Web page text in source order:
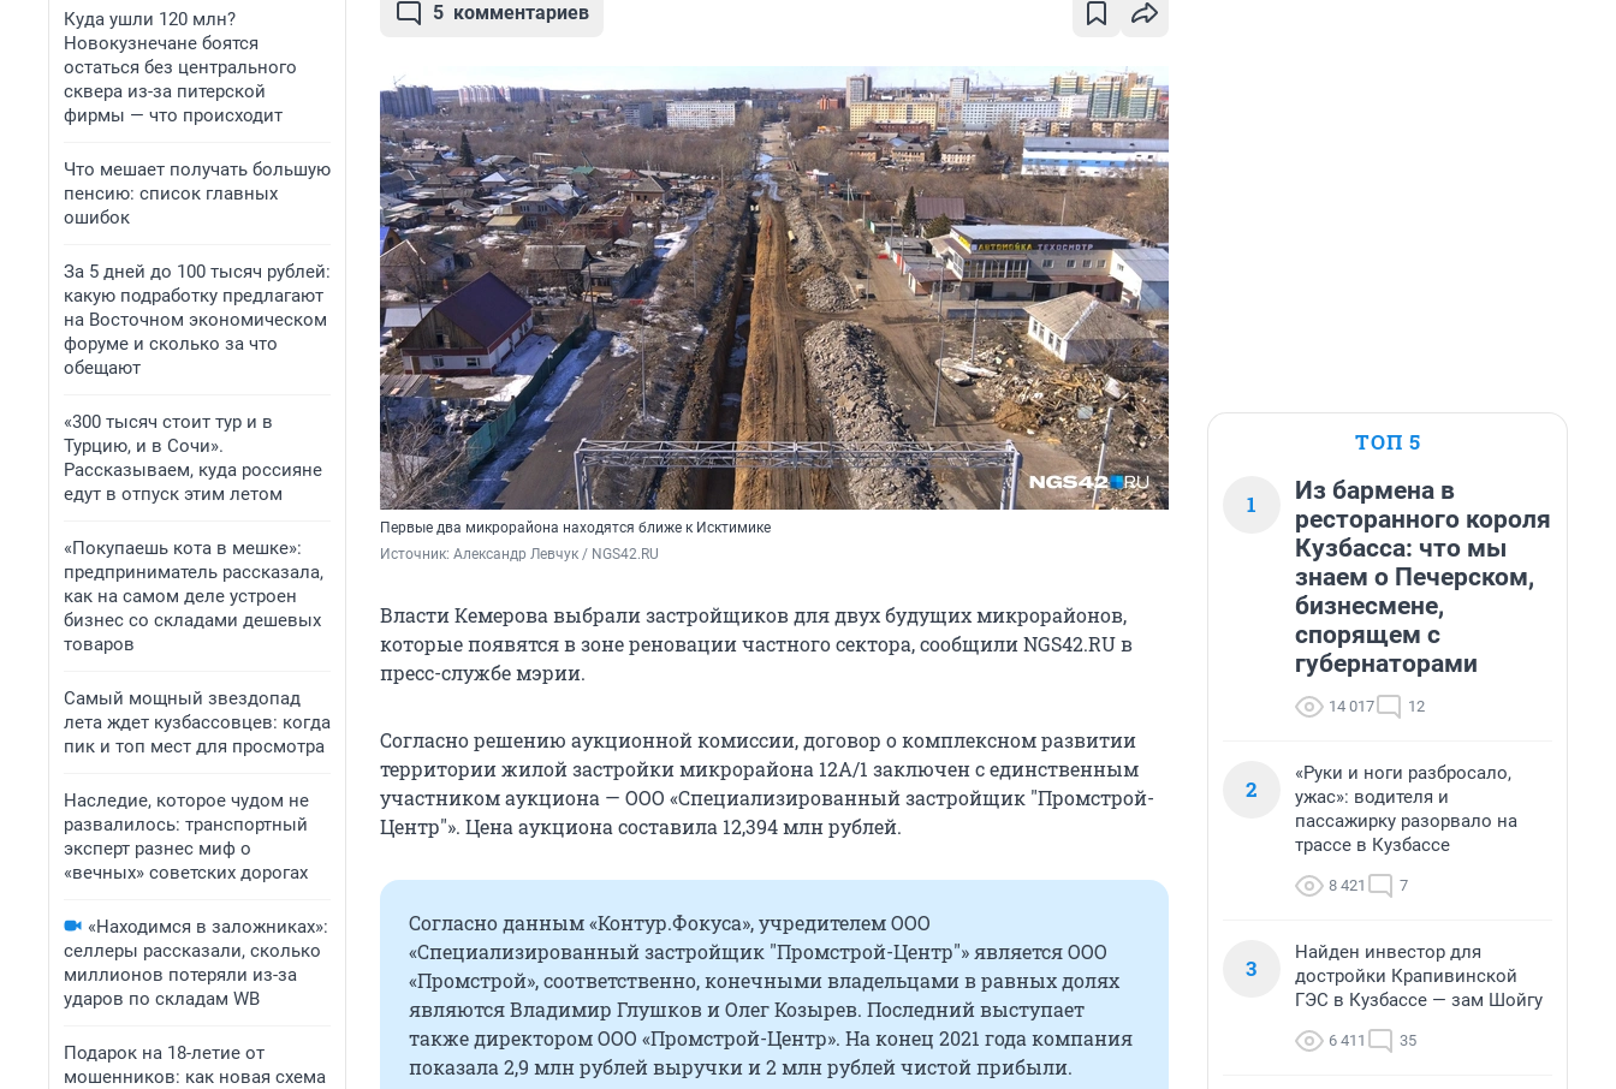
Куда ушли 120 млн?
Новокузнечане боятся
остаться без центрального
сквера из-за питерской
фирмы — что происходит
Что мешает получать большую
пенсию: список главных
ошибок
За 5 дней до 100 тысяч рублей:
какую подработку предлагают
на Восточном экономическом
форуме и сколько за что
обещают
«300 тысяч стоит тур и в
Турцию, и в Сочи».
Рассказываем, куда россияне
едут в отпуск этим летом
«Покупаешь кота в мешке»:
предприниматель рассказала,
как на самом деле устроен
бизнес со складами дешевых
товаров
Самый мощный звездопад
лета ждет кузбассовцев: когда
пик и топ мест для просмотра
Наследие, которое чудом не
развалилось: транспортный
эксперт разнес миф о
«вечных» советских дорогах
«Находимся в заложниках»:
селлеры рассказали, сколько
миллионов потеряли из-за
ударов по складам WB
Подарок на 18-летие от
мошенников: как новая схема
5 комментариев
Первые два микрорайона находятся ближе к Исктимике
Источник: Александр Левчук / NGS42.RU
Власти Кемерова выбрали застройщиков для двух будущих микрорайонов,
которые появятся в зоне реновации частного сектора, сообщили NGS42.RU в
пресс-службе мэрии.
Согласно решению аукционной комиссии, договор о комплексном развитии
территории жилой застройки микрорайона 12А/1 заключен с единственным
участником аукциона — ООО «Специализированный застройщик "Промстрой-
Центр"». Цена аукциона составила 12,394 млн рублей.
Согласно данным «Контур.Фокуса», учредителем ООО
«Специализированный застройщик "Промстрой-Центр"» является ООО
«Промстрой», соответственно, конечными владельцами в равных долях
являются Владимир Глушков и Олег Козырев. Последний выступает
также директором ООО «Промстрой-Центр». На конец 2021 года компания
показала 2,9 млн рублей выручки и 2 млн рублей чистой прибыли.
ТОП 5
1
Из бармена в
ресторанного короля
Кузбасса: что мы
знаем о Печерском,
бизнесмене,
спорящем с
губернаторами
14 017 12
2
«Руки и ноги разбросало,
ужас»: водителя и
пассажирку разорвало на
трассе в Кузбассе
8 421 7
3
Найден инвестор для
достройки Крапивинской
ГЭС в Кузбассе — зам Шойгу
6 411 35